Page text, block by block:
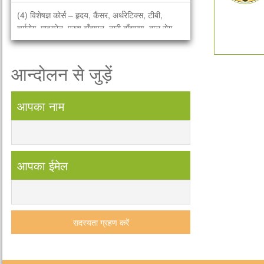
चर्मरोग, माइग्रेन, पुरुष बाँझपन, नारी बाँझपण, बाल रोग,
विज्ञान (गऊमाँ के गव्यों) की आधिकारिक पढाई. पंचगव्य अब
एक सम्पूर्ण चिकित्सा थेरेपी. हमारा नारा है
आन्दोलन से जुड़ें
आपका नाम
आपका ईमेल